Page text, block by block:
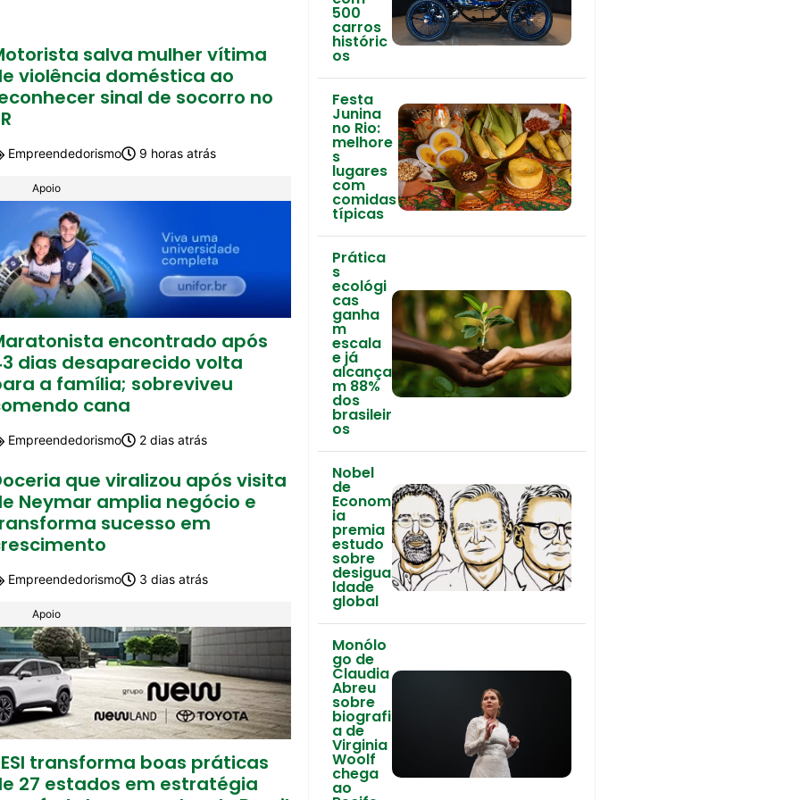
salva mulher vítima
violência doméstica ao
sinal de socorro no
Empreendedorismo 9 horas atrás
Apoio
encontrado após
dias desaparecido volta
a família; sobreviveu
cana
Empreendedorismo 2 dias atrás
que viralizou após visita
Neymar amplia negócio e
sucesso em
Empreendedorismo 3 dias atrás
Apoio
transforma boas práticas
27 estados em estratégia
500
carros
históric
os
Festa
Junina
no Rio:
melhore
s
lugares
com
comidas
típicas
Prática
s
ecológi
cas
ganha
m
escala
e já
alcança
m 88%
dos
brasileir
os
Nobel
de
Econom
ia
premia
estudo
sobre
desigua
ldade
global
Monólo
go de
Claudia
Abreu
sobre
biografi
a de
Virginia
Woolf
chega
ao